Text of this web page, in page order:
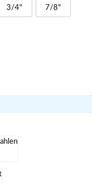
3/4" 7/8"